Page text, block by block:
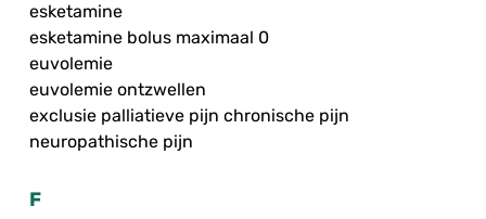
esketamine
esketamine bolus maximaal 0
euvolemie
euvolemie ontzwellen
exclusie palliatieve pijn chronische pijn
neuropathische pijn
F